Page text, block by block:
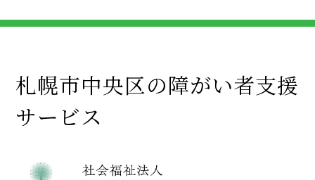
札幌市中央区の障がい者支援
サービス